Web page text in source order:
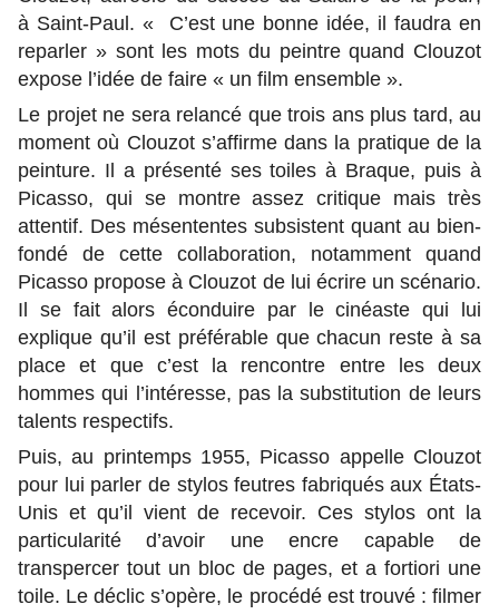
à Saint-Paul. « C’est une bonne idée, il faudra en
reparler » sont les mots du peintre quand Clouzot
expose l’idée de faire « un film ensemble ».
Le projet ne sera relancé que trois ans plus tard, au
moment où Clouzot s’affirme dans la pratique de la
peinture. Il a présenté ses toiles à Braque, puis à
Picasso, qui se montre assez critique mais très
attentif. Des mésententes subsistent quant au bien-
fondé de cette collaboration, notamment quand
Picasso propose à Clouzot de lui écrire un scénario.
Il se fait alors éconduire par le cinéaste qui lui
explique qu’il est préférable que chacun reste à sa
place et que c’est la rencontre entre les deux
hommes qui l’intéresse, pas la substitution de leurs
talents respectifs.
Puis, au printemps 1955, Picasso appelle Clouzot
pour lui parler de stylos feutres fabriqués aux États-
Unis et qu’il vient de recevoir. Ces stylos ont la
particularité d’avoir une encre capable de
transpercer tout un bloc de pages, et a fortiori une
toile. Le déclic s’opère, le procédé est trouvé : filmer